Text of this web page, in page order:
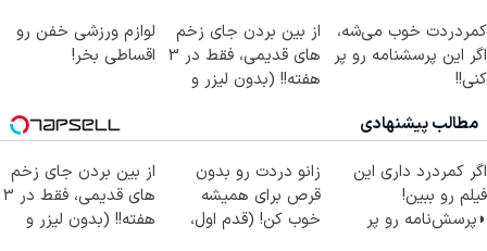
کمردردت خوب می‌شه،
اگر این پرسشنامه رو پر
کنی!!
از بین بردن جای زخم
های قدیمی، فقط در 3
هفته!! (بدون لیزر و
لوازم ورزشی خفن رو
اقساطی بخر!
مطالب پیشنهادی
اگر کمردرد داری این
فیلم رو ببین!
◗پرسش‌نامه رو پر
زانو دردت رو بدون
قرص برای همیشه
خوب کن! (قدم اول،
از بین بردن جای زخم
های قدیمی، فقط در 3
هفته!! (بدون لیزر و